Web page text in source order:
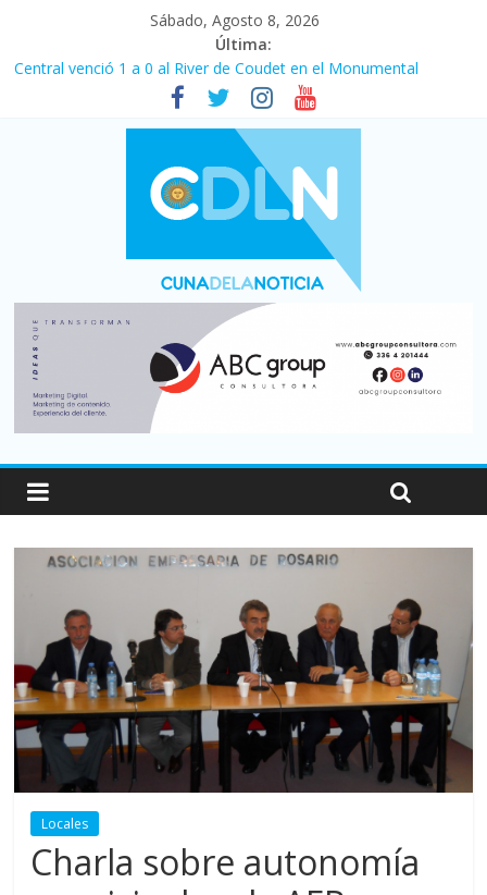
Sábado, Agosto 8, 2026
Última:
Fuerte caída de la venta de autos usados en julio: bajó un 12,6%
interanual
Central venció 1 a 0 al River de Coudet en el Monumental
afecta a 400 mil deudores en Santa Fe
Desde que asumió Milei cerraron 41.000 kioscos: el sector
denuncia crisis como en 2001
Vacaciones de invierno con más movimiento y consumo
turístico: 4,6 millones de personas viajaron por el país, un 5,9%
más que en 2025
Locales
Charla sobre autonomía